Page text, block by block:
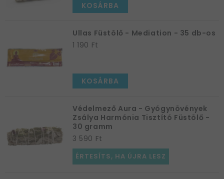
KOSÁRBA
Ullas Füstölő - Mediation - 35 db-os
1 190 Ft
KOSÁRBA
Védelmező Aura - Gyógynövények
Zsálya Harmónia Tisztító Füstölő -
30 gramm
3 590 Ft
ÉRTESÍTS, HA ÚJRA LESZ